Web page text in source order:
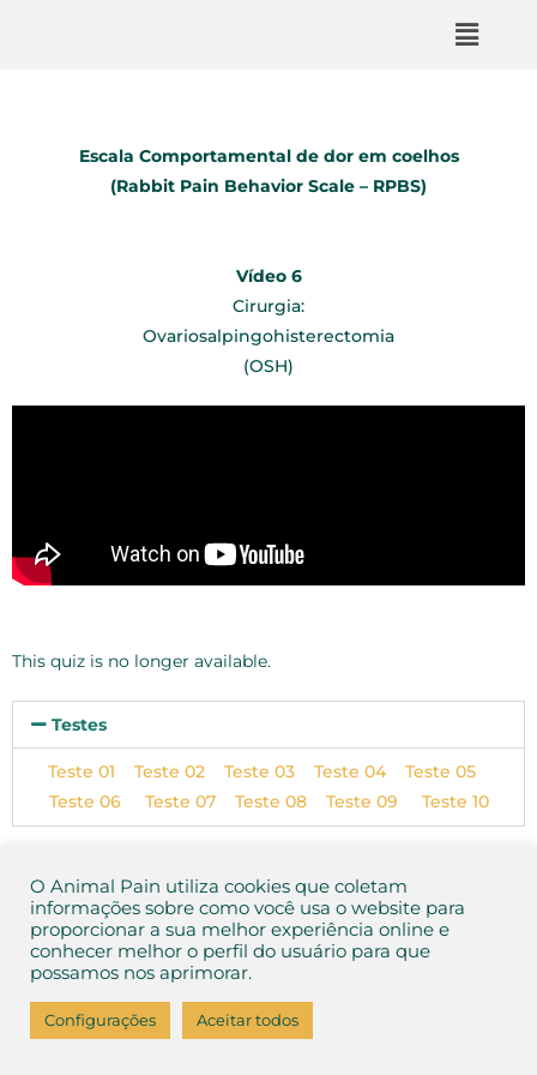
Escala Comportamental de dor em coelhos
(Rabbit Pain Behavior Scale – RPBS)
Vídeo 6
Cirurgia:
Ovariosalpingohisterectomia
(OSH)
This quiz is no longer available.
Testes
Teste 01 Teste 02 Teste 03 Teste 04
Teste 05
Teste 06 Teste 07 Teste 08 Teste 09 Teste 10
Aviso de PrivacidadeeTermos de Uso
2026 Animal Pain
O Animal Pain utiliza cookies que coletam
informações sobre como você usa o website para
proporcionar a sua melhor experiência online e
conhecer melhor o perfil do usuário para que
possamos nos aprimorar.
Configurações Aceitar todos